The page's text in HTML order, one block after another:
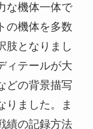
な機体一体で
の機体を多数
肢となりまし
ィテールが大
どの背景描写
りました。ま
績の記録方法